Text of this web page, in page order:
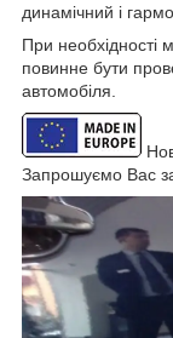
динамічний і
При
повинне бути
автомобіля.
Запрошуємо Вас